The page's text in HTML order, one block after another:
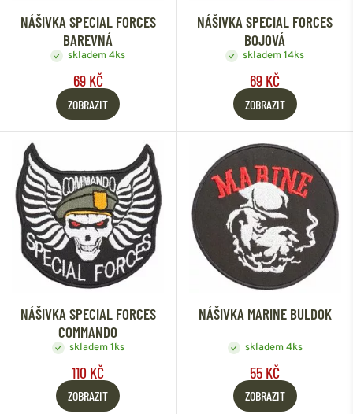
NÁŠIVKA SPECIAL FORCES
BAREVNÁ
skladem 4ks
69 KČ
ZOBRAZIT
NÁŠIVKA SPECIAL FORCES
BOJOVÁ
skladem 14ks
69 KČ
ZOBRAZIT
NÁŠIVKA SPECIAL FORCES
COMMANDO
skladem 1ks
110 KČ
ZOBRAZIT
NÁŠIVKA MARINE BULDOK
skladem 4ks
55 KČ
ZOBRAZIT